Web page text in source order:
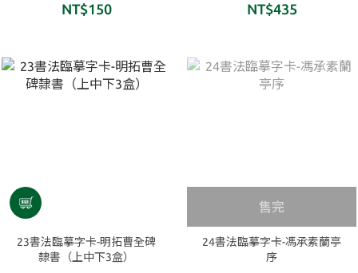
NT$150 NT$435
23書法臨摹字卡-明拓曹全碑
隸書（上中下3盒）
售完
24書法臨摹字卡-馮承素蘭亭
序